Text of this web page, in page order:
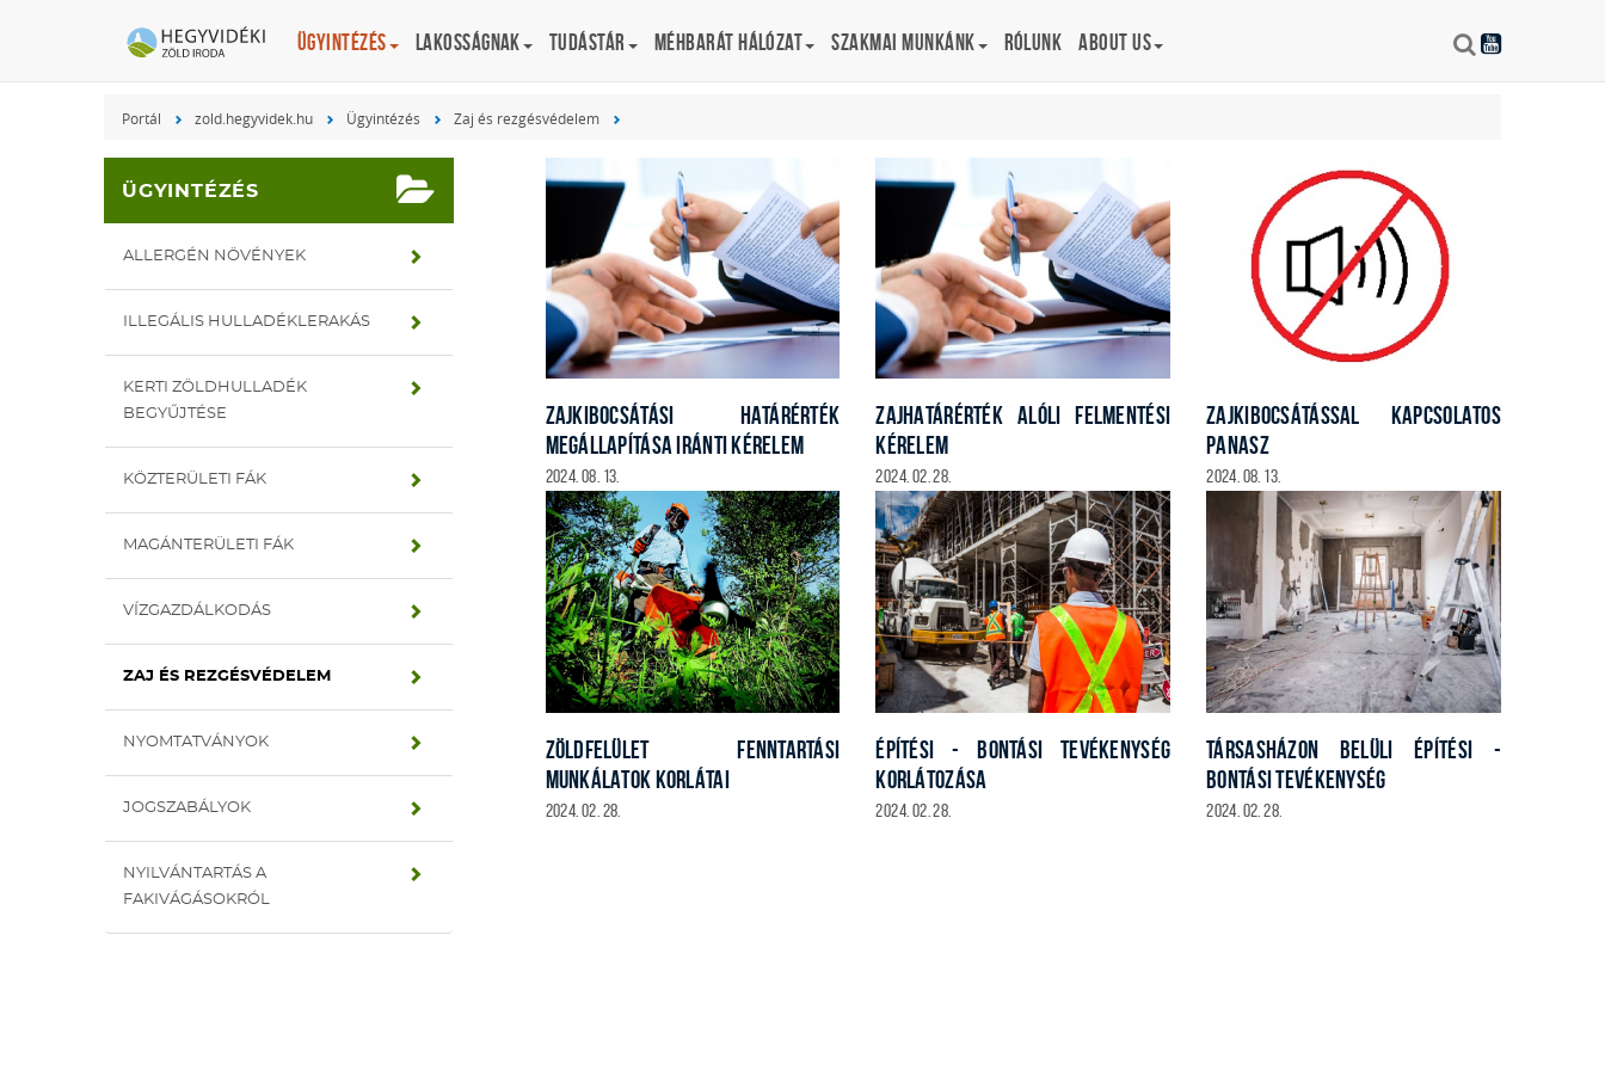
Ügyintézés Lakosságnak Tudástár Méhbarát Hálózat Szakmai munkánk Rólunk About us
Portál zold.hegyvidek.hu Ügyintézés Zaj és rezgésvédelem
ÜGYINTÉZÉS
ALLERGÉN NÖVÉNYEK
ILLEGÁLIS HULLADÉKLERAKÁS
KERTI ZÖLDHULLADÉK
BEGYŰJTÉSE
KÖZTERÜLETI FÁK
MAGÁNTERÜLETI FÁK
VÍZGAZDÁLKODÁS
ZAJ ÉS REZGÉSVÉDELEM
NYOMTATVÁNYOK
JOGSZABÁLYOK
NYILVÁNTARTÁS A
FAKIVÁGÁSOKRÓL
ZAJKIBOCSÁTÁSI HATÁRÉRTÉK
MEGÁLLAPÍTÁSA IRÁNTI KÉRELEM
2024. 08. 13.
ZAJHATÁRÉRTÉK ALÓLI FELMENTÉSI
KÉRELEM
2024. 02. 28.
ZAJKIBOCSÁTÁSSAL KAPCSOLATOS
PANASZ
2024. 08. 13.
ZÖLDFELÜLET FENNTARTÁSI
MUNKÁLATOK KORLÁTAI
2024. 02. 28.
ÉPÍTÉSI - BONTÁSI TEVÉKENYSÉG
KORLÁTOZÁSA
2024. 02. 28.
TÁRSASHÁZON BELÜLI ÉPÍTÉSI -
BONTÁSI TEVÉKENYSÉG
2024. 02. 28.